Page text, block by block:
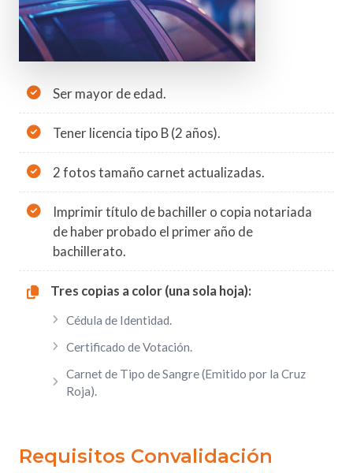
Ser mayor de edad.
Tener licencia tipo B (2 años).
2 fotos tamaño carnet actualizadas.
Imprimir título de bachiller o copia notariada
de haber probado el primer año de
bachillerato.
Tres copias a color (una sola hoja):
Cédula de Identidad.
Certificado de Votación.
Carnet de Tipo de Sangre (Emitido por la Cruz
Roja).
Requisitos Convalidación